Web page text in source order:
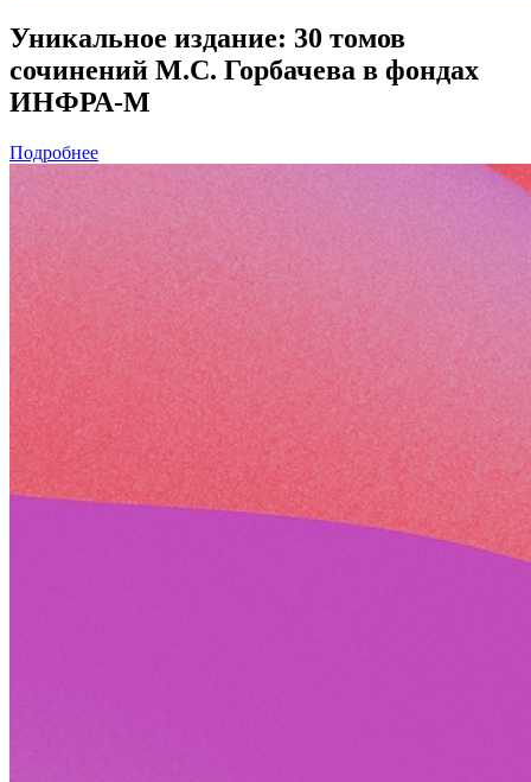
Уникальное издание: 30 томов
сочинений М.С. Горбачева в фондах
ИНФРА-М
Подробнее